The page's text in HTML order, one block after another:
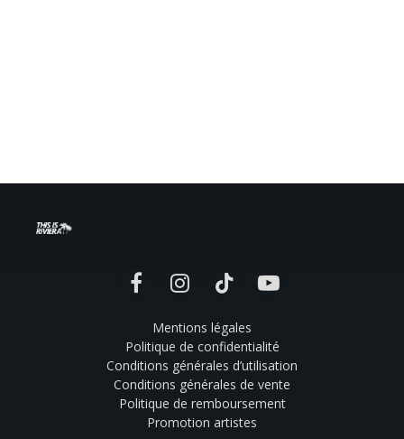
FacebookInstagramTikTok YouTube
Mentions légales
Politique de confidentialité
Conditions générales d’utilisation
Conditions générales de vente
Politique de remboursement
Promotion artistes